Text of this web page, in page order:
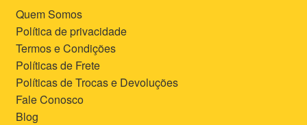
Quem Somos
Política de privacidade
Termos e Condições
Políticas de Frete
Políticas de Trocas e Devoluções
Fale Conosco
Blog